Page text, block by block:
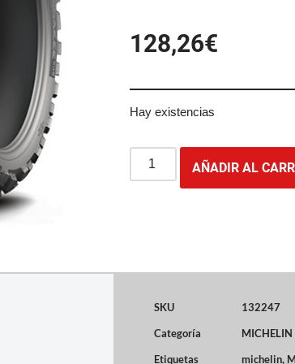
128,26€
Hay existencias
AÑADIR AL
SKU
132247
Categoría
MICHELIN
Etiquetas
michelin,